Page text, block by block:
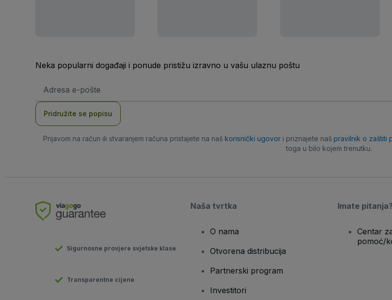
Neka popularni događaji i ponude pristižu izravno u vašu ulaznu poštu
mail
Pridružite se popisu
Prijavom na račun ili stvaranjem računa pristajete na naš korisnički ugovor i priznajete naš pravilnik o zaštiti
toga u bilo kojem trenutku.
Sigurnosne provjere svjetske klase
Transparentne cijene
Naša tvrtka
O nama
Otvorena distribucija
Partnerski program
Investitori
Imate
Centar
pomoć/